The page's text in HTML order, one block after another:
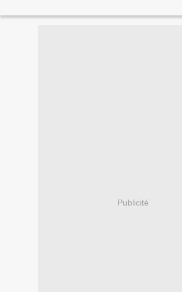
Publicité